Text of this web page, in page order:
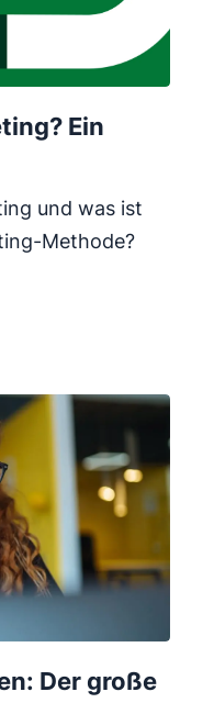
Ein
und was ist
Methode?
Der große